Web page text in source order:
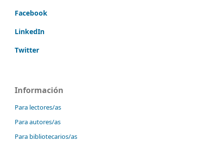
Facebook
LinkedIn
Twitter
Información
Para lectores/as
Para autores/as
Para bibliotecarios/as